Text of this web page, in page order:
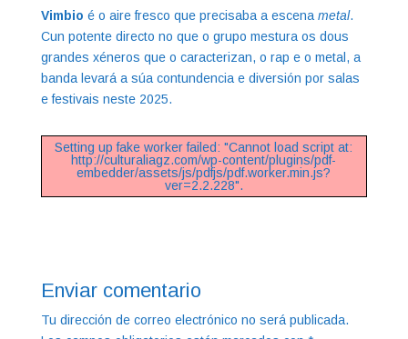
Vimbio é o aire fresco que precisaba a escena metal.
Cun potente directo no que o grupo mestura os dous
grandes xéneros que o caracterizan, o rap e o metal, a
banda levará a súa contundencia e diversión por salas
e festivais neste 2025.
Setting up fake worker failed: "Cannot load script at:
http://culturaliagz.com/wp-content/plugins/pdf-
embedder/assets/js/pdfjs/pdf.worker.min.js?
ver=2.2.228".
Enviar comentario
Tu dirección de correo electrónico no será publicada.